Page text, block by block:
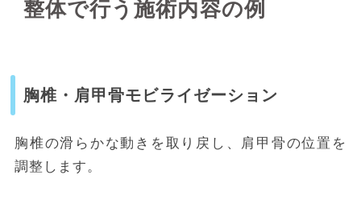
整体で行う施術内容の例
胸椎・肩甲骨モビライゼーション
胸椎の滑らかな動きを取り戻し、肩甲骨の位置を
調整します。